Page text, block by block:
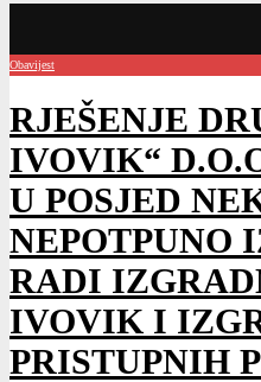
Obavijest
RJEŠENJE
IVOVIK“
U POSJED
NEPOTPUNO
RADI
IVOVIK I
PRISTUPNIH